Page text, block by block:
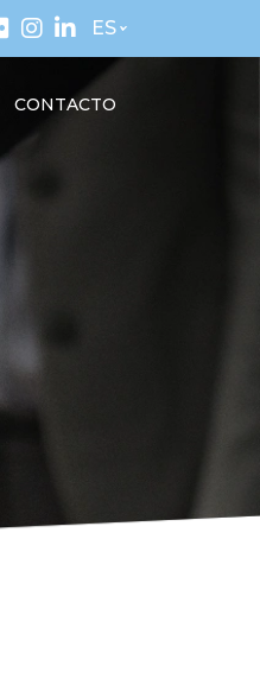
ES
CONTACTO